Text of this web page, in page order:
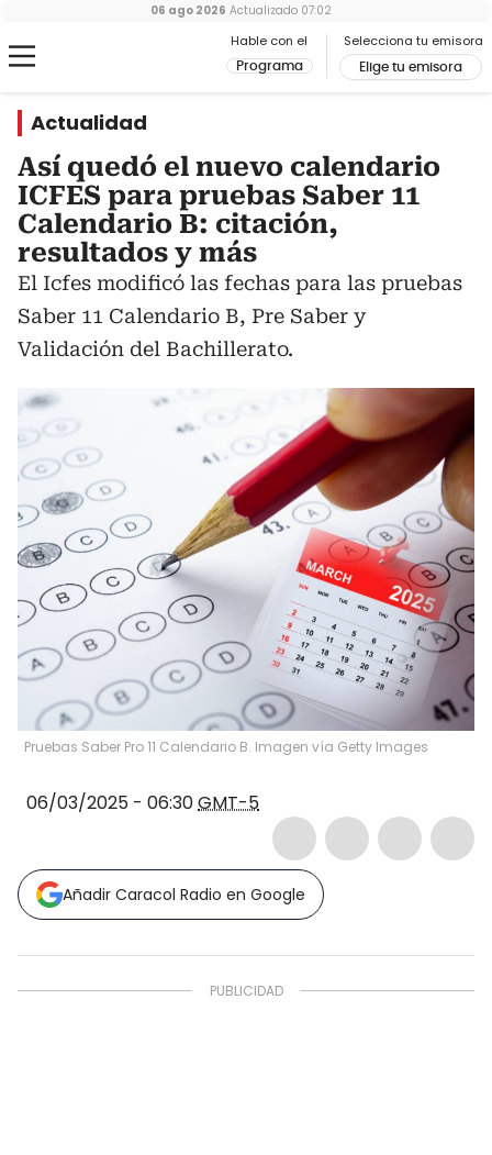
Hable con el
Programa
Selecciona tu emisora
Elige tu emisora
06 ago 2026 Actualizado 07:02
Actualidad
Así quedó el nuevo calendario
ICFES para pruebas Saber 11
Calendario B: citación,
resultados y más
El Icfes modificó las fechas para las pruebas
Saber 11 Calendario B, Pre Saber y
Validación del Bachillerato.
Pruebas Saber Pro 11 Calendario B. Imagen vía Getty Images
06/03/2025 - 06:30GMT-5
Añadir Caracol Radio en Google